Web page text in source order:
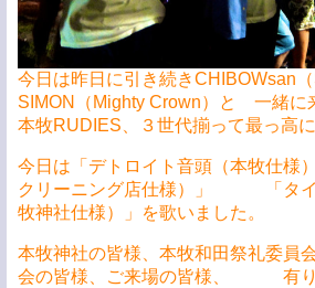
今日は昨日に引き続きCHIBOWsan
SIMON（Mighty Crown）と 一緒に
本牧RUDIES、３世代揃って最っ高
今日は「デトロイト音頭（本牧仕様
クリーニング店仕様）」 「タイ
牧神社仕様）」を歌いました。
本牧神社の皆様、本牧和田祭礼委員
会の皆様、ご来場の皆様、 有り